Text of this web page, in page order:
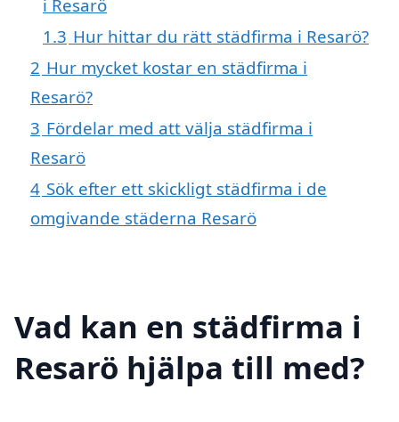
i Resarö
1.3 Hur hittar du rätt städfirma i Resarö?
2 Hur mycket kostar en städfirma i
Resarö?
3 Fördelar med att välja städfirma i
Resarö
4 Sök efter ett skickligt städfirma i de
omgivande städerna Resarö
Vad kan en städfirma i
Resarö hjälpa till med?